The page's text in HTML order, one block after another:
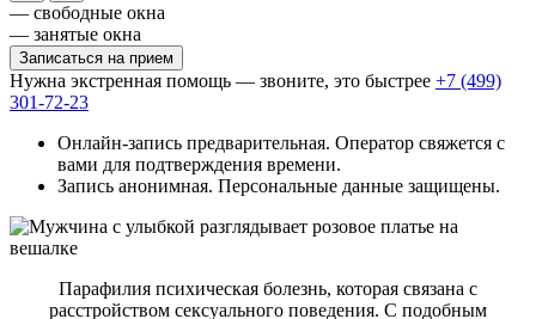
— свободные окна
— занятые окна
Записаться на прием
Нужна экстренная помощь — звоните, это быстрее +7 (499)
301-72-23
Онлайн-запись предварительная. Оператор свяжется с
вами для подтверждения времени.
Запись анонимная. Персональные данные защищены.
Парафилия психическая болезнь, которая связана с
расстройством сексуального поведения. С подобным